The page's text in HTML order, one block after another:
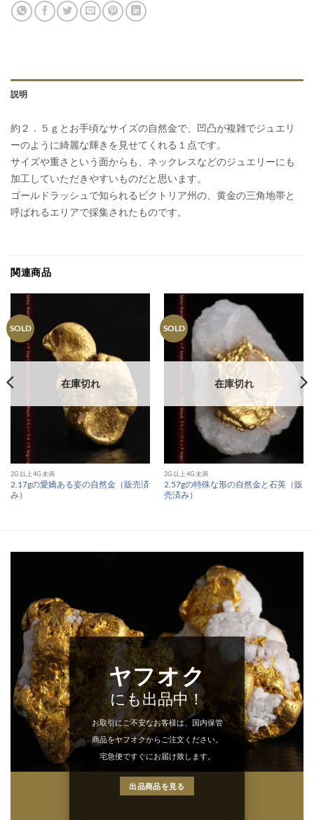
説明
約２．５ｇとお手頃なサイズの自然金で、凹凸が複雑でジュエリ
ーのように綺麗な輝きを見せてくれる１点です。
サイズや重さという面からも、ネックレスなどのジュエリーにも
加工していただきやすいものだと思います。
ゴールドラッシュで知られるビクトリア州の、黄金の三角地帯と
呼ばれるエリアで採集されたものです。
関連商品
SOLD
在庫切れ
2G以上4G未満
2.17gの愛嬌ある姿の自然金（販売済
み）
SOLD
在庫切れ
2G以上4G未満
2.57gの特殊な形の自然金と石英（販
売済み）
ヤフオク
にも出品中！
お取引にご不安なお客様は、国内保管
商品をヤフオクからご注文ください。
宅急便ですぐにお届け致します。
出品商品を見る